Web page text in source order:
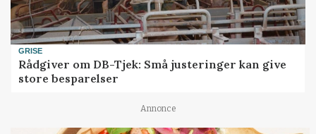
GRISE
Rådgiver om DB-Tjek: Små justeringer kan give
store besparelser
Annonce